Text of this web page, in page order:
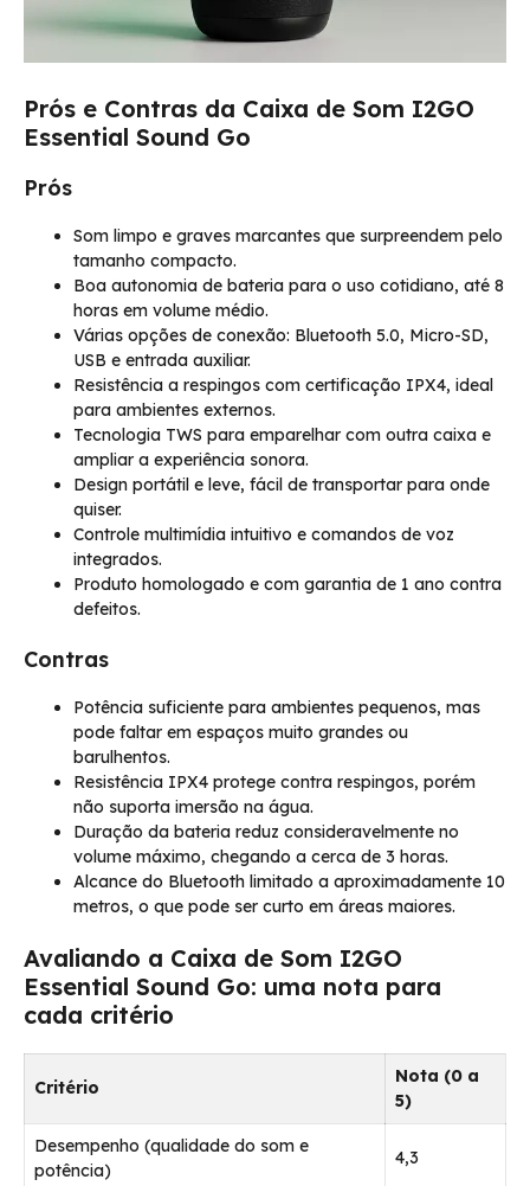
Prós e Contras da Caixa de Som I2GO
Essential Sound Go
Prós
Som limpo e graves marcantes que surpreendem pelo
tamanho compacto.
Boa autonomia de bateria para o uso cotidiano, até 8
horas em volume médio.
Várias opções de conexão: Bluetooth 5.0, Micro-SD,
USB e entrada auxiliar.
Resistência a respingos com certificação IPX4, ideal
para ambientes externos.
Tecnologia TWS para emparelhar com outra caixa e
ampliar a experiência sonora.
Design portátil e leve, fácil de transportar para onde
quiser.
Controle multimídia intuitivo e comandos de voz
integrados.
Produto homologado e com garantia de 1 ano contra
defeitos.
Contras
Potência suficiente para ambientes pequenos, mas
pode faltar em espaços muito grandes ou
barulhentos.
Resistência IPX4 protege contra respingos, porém
não suporta imersão na água.
Duração da bateria reduz consideravelmente no
volume máximo, chegando a cerca de 3 horas.
Alcance do Bluetooth limitado a aproximadamente 10
metros, o que pode ser curto em áreas maiores.
Avaliando a Caixa de Som I2GO
Essential Sound Go: uma nota para
cada critério
Critério
Nota (0 a
5)
Desempenho (qualidade do som e
potência)
4,3